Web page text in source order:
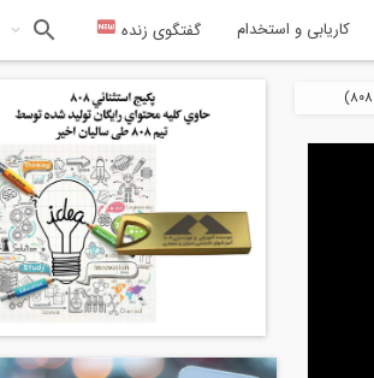
کاریابی و استخدام گفتگوی زنده